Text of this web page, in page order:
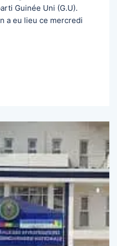
Guinée Uni (G.U).
a eu lieu ce mercredi